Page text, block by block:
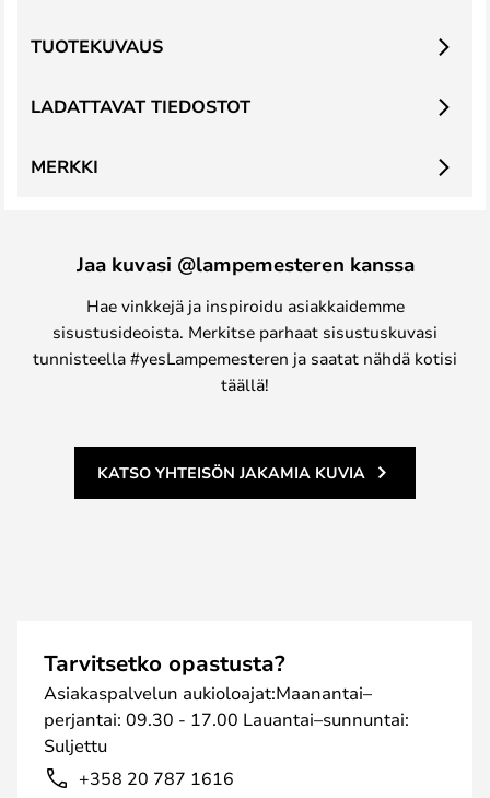
TUOTEKUVAUS
LADATTAVAT TIEDOSTOT
MERKKI
Jaa kuvasi @lampemesteren kanssa
Hae vinkkejä ja inspiroidu asiakkaidemme
sisustusideoista. Merkitse parhaat sisustuskuvasi
tunnisteella #yesLampemesteren ja saatat nähdä kotisi
täällä!
KATSO YHTEISÖN JAKAMIA KUVIA
Tarvitsetko opastusta?
Asiakaspalvelun aukioloajat:Maanantai–
perjantai: 09.30 - 17.00 Lauantai–sunnuntai:
Suljettu
+358 20 787 1616